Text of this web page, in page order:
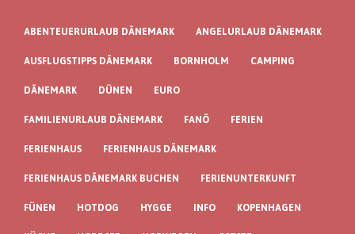
ABENTEUERURLAUB DÄNEMARK ANGELURLAUB DÄNEMARK
AUSFLUGSTIPPS DÄNEMARK BORNHOLM CAMPING
DÄNEMARK DÜNEN EURO
FAMILIENURLAUB DÄNEMARK FANÖ FERIEN
FERIENHAUS FERIENHAUS DÄNEMARK
FERIENHAUS DÄNEMARK BUCHEN FERIENUNTERKUNFT
FÜNEN HOTDOG HYGGE INFO KOPENHAGEN